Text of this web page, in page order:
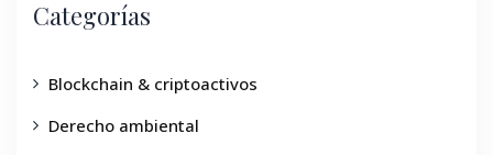
Categorías
Blockchain & criptoactivos
Derecho ambiental